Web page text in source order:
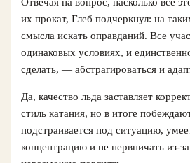
их прокат, Глеб подчеркнул: на
смысла искать оправданий. Все
одинаковых условиях, и
сделать, — абстрагироваться и
Да, качество льда заставляет
стиль катания, но в итоге
подстраивается под ситуацию,
концентрацию и не нервничать из-